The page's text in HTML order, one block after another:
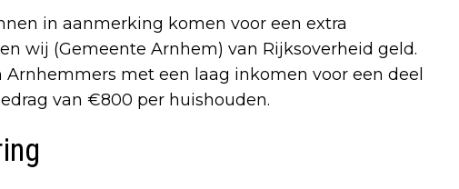
in aanmerking komen voor een extra
wij (Gemeente Arnhem) van Rijksoverheid geld.
met een laag inkomen voor een deel
van €800 per huishouden.